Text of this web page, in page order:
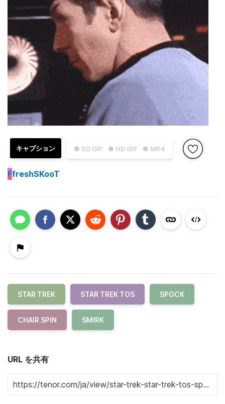
● SD GIF ● HD GIF ● MP4
キャプション
FfreshSKooT
STAR TREK STAR TREK TOS SPOCK
CHAIR SPIN SMIRK
URL を共有